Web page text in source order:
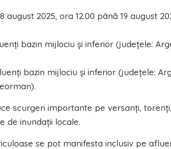
august 2025, ora 12.00 până 19 august
bazin mijlociu şi inferior (judeţele:
bazin mijlociu şi inferior (judeţele:
scurgeri importante pe versanți,
de inundații locale.
se pot manifesta inclusiv pe